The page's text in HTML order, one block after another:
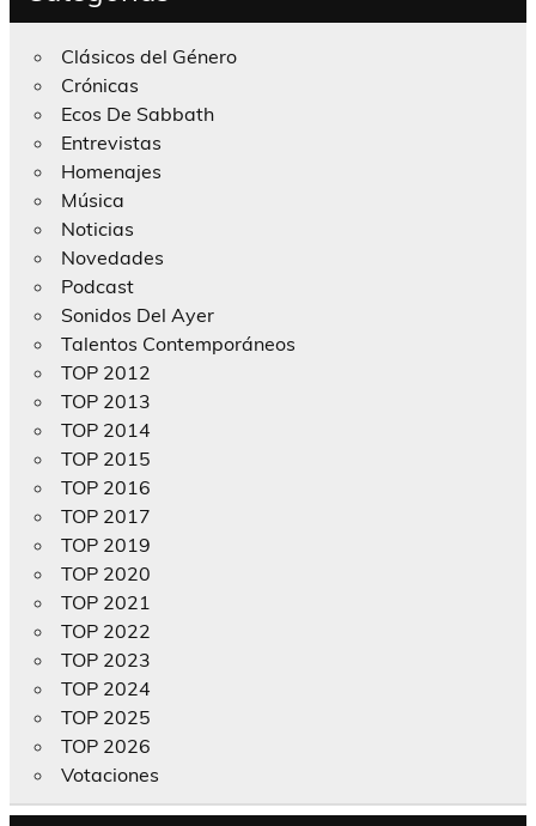
Clásicos del Género
Crónicas
Ecos De Sabbath
Entrevistas
Homenajes
Música
Noticias
Novedades
Podcast
Sonidos Del Ayer
Talentos Contemporáneos
TOP 2012
TOP 2013
TOP 2014
TOP 2015
TOP 2016
TOP 2017
TOP 2019
TOP 2020
TOP 2021
TOP 2022
TOP 2023
TOP 2024
TOP 2025
TOP 2026
Votaciones